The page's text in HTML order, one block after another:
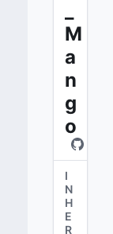
M
a
n
g
o
I
N
H
E
R